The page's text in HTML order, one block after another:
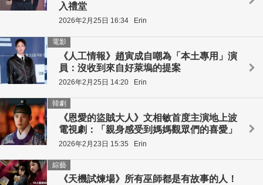
入禮堂
2026年2月25日 16:34 Erin
《人工情報》趙寅成自嘲為「本土專用」演
員：沒收到來自好萊塢的提案
電影
2026年2月25日 14:20 Erin
《恩愛的盜賊大人》文相敏首度主演地上波
電視劇：「親身感受到媽媽觀眾們的喜愛」
韓劇
2026年2月23日 15:35 Erin
《天機試煉場》所有巫師都是有故事的人！
綜藝